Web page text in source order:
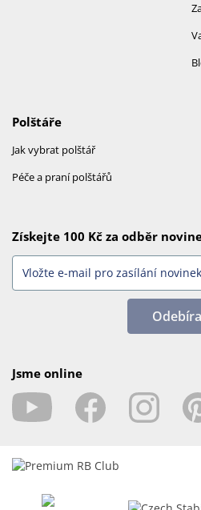
Polštáře
Jak vybrat polštář
Péče a praní polštářů
Získejte 100 Kč za odběr
Jsme online